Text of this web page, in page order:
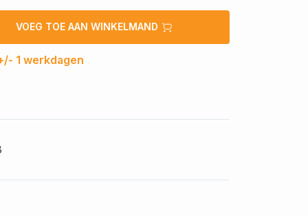
VOEG TOE AAN WINKELMAND
1 werkdagen